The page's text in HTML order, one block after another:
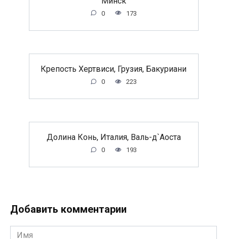
0 173
Крепость Хертвиси, Грузия, Бакуриани
0 223
Долина Конь, Италия, Валь-д`Аоста
0 193
Добавить комментарии
Имя